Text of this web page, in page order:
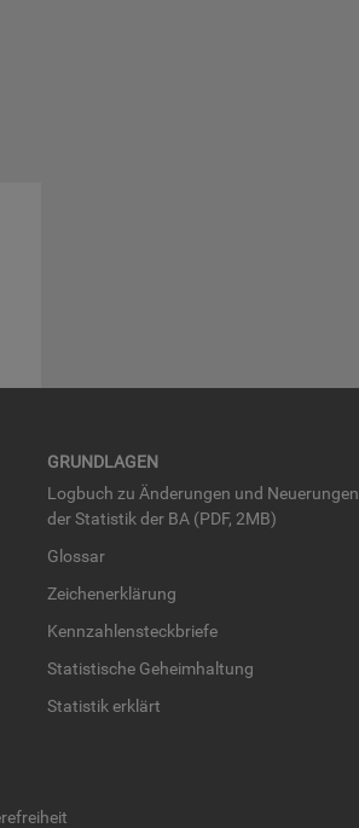
GRUND­LA­GEN
Log­buch zu Än­de­run­gen und Neue­run­gen
der Sta­tis­tik der BA (PDF, 2MB)
Glos­sar
Zei­chen­er­klä­rung
Kenn­zah­len­steck­brie­fe
Sta­tis­ti­sche Ge­heim­hal­tung
Sta­tis­tik er­klärt